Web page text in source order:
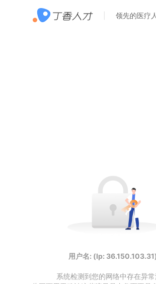
领先的医疗
用户名: (Ip:
系统检测到您的网络中存在异